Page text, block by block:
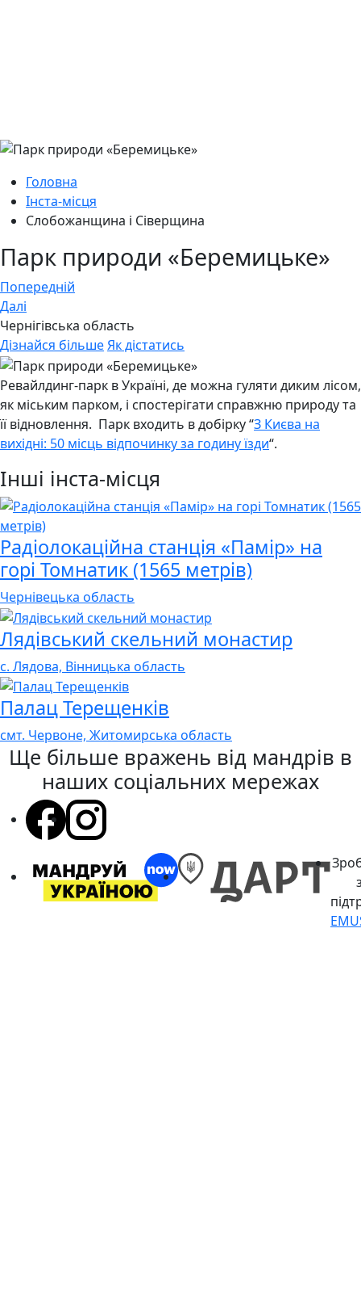
Головна
Інста-місця
Слобожанщина і Сіверщина
Парк природи «Беремицьке»
Навігація
записів
Попередній
Далі
Чернігівська область
Дізнайся більшеЯк дістатись
Ревайлдинг-парк в Україні, де можна гуляти диким лісом,
як міським парком, і спостерігати справжню природу та
її відновлення. Парк входить в добірку “З Києва на
вихідні: 50 місць відпочинку за годину їзди“.
Інші інста-місця
Радіолокаційна станція «Памір» на
горі Томнатик (1565 метрів)
Чернівецька область
Лядівський скельний монастир
с. Лядова, Вінницька область
Палац Терещенків
смт. Червоне, Житомирська область
Ще більше вражень від мандрів в
наших соціальних мережах